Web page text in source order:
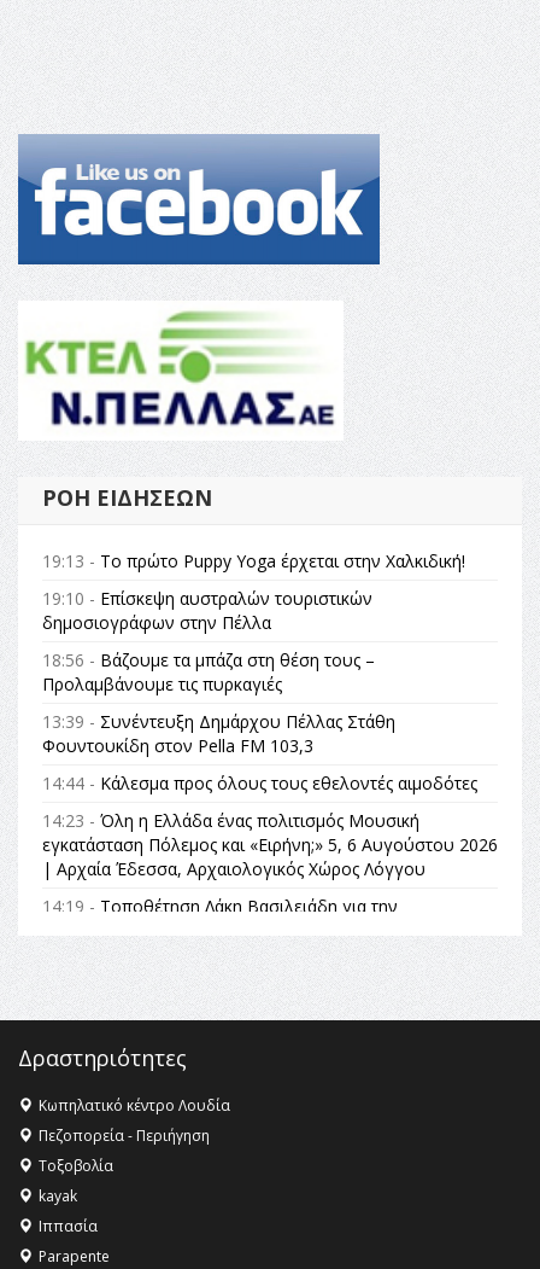
ΡΟΉ ΕΙΔΉΣΕΩΝ
19:13 - Το πρώτο Puppy Yoga έρχεται στην Χαλκιδική!
19:10 - Επίσκεψη αυστραλών τουριστικών
δημοσιογράφων στην Πέλλα
18:56 - Βάζουμε τα μπάζα στη θέση τους –
Προλαμβάνουμε τις πυρκαγιές
13:39 - Συνέντευξη Δημάρχου Πέλλας Στάθη
Φουντουκίδη στον Pella FM 103,3
14:44 - Κάλεσμα προς όλους τους εθελοντές αιμοδότες
14:23 - Όλη η Ελλάδα ένας πολιτισμός Μουσική
εγκατάσταση Πόλεμος και «Ειρήνη;» 5, 6 Αυγούστου 2026
| Αρχαία Έδεσσα, Αρχαιολογικός Χώρος Λόγγου
14:19 - Τοποθέτηση Λάκη Βασιλειάδη για την
Αναθεώρηση του Συντάγματος: «Σε τέτοιες κορυφαίες
θεσμικές διαδικασίες υπάρχει μόνο η ευθύνη απέναντι
στις επόμενες γενιές»
16:35 -Το πρόγραμμα του ΠΑΟΚ στον δεύτερο γύρο του
16:27 - Όλυμπος: Εντάχθηκε στον Κατάλογο Παγκόσμιας
Κληρονομιάς της UNESCO – Ομόφωνη η απόφαση Ο
Όλυμπος αναγνωρίστηκε ως φυσικό και πολιτιστικό
αγαθό εξέχουσας οικουμενικής αξίας για την
ανθρωπότητα
16:18 -
ΣΤΗΝ ΕΔΕΣΣΑ
Δραστηριότητες
Κωπηλατικό κέντρο Λουδία
Πεζοπορεία - Περιήγηση
Τοξοβολία
kayak
Ιππασία
Parapente